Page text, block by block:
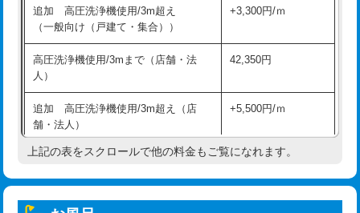
追加 高圧洗浄機使用/3m超え
（一般向け（戸建て・集合））
+3,300円/ｍ
高圧洗浄機使用/3mまで（店舗・法
人）
42,350円
追加 高圧洗浄機使用/3m超え（店
舗・法人）
+5,500円/ｍ
高度高圧洗浄換 現地調査
上記の表をスクロールで他の料金もご覧になれます。